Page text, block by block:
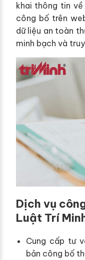
khai thông tin
công bố trên
dữ liệu an toàn
minh bạch và
Dịch vụ
Luật Trí
Cung cấp tư
bản công bố